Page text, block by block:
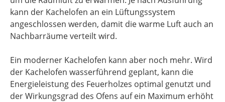
kann der Kachelofen an ein Lüftungssystem
angeschlossen werden, damit die warme Luft auch an
Nachbarräume verteilt wird.
Ein moderner Kachelofen kann aber noch mehr. Wird
der Kachelofen wasserführend geplant, kann die
Energieleistung des Feuerholzes optimal genutzt und
der Wirkungsgrad des Ofens auf ein Maximum erhöht